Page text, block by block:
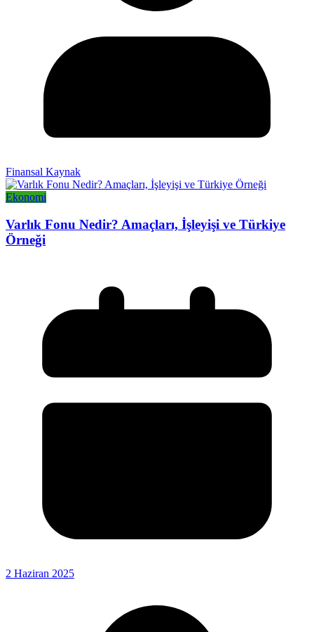
Finansal Kaynak
Ekonomi
Varlık Fonu Nedir? Amaçları, İşleyişi ve Türkiye
Örneği
2 Haziran 2025